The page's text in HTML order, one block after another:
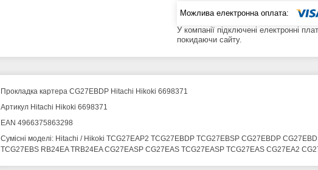
У компанії підключені електронні
покидаючи сайту.
Прокладка картера CG27EBDP Hitachi Hikoki 6698371
Артикул Hitachi Hikoki 6698371
EAN 4966375863298
Сумісні моделі: Hitachi / Hikoki TCG27EAP2 TCG27EBDP TCG27EBSP CG27EBDP
TCG27EBS RB24EA TRB24EA CG27EASP CG27EAS TCG27EASP TCG27EAS CG27EA2